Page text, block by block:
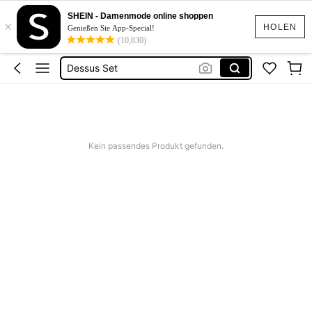
HOLEN
×
SHEIN - Damenmode online shoppen
Genießen Sie App-Special!
(10,830)
Schlafanzug Damen
Bh
Unterwäsche Set
Dessus Set
Kein passendes Produkt gefunden.